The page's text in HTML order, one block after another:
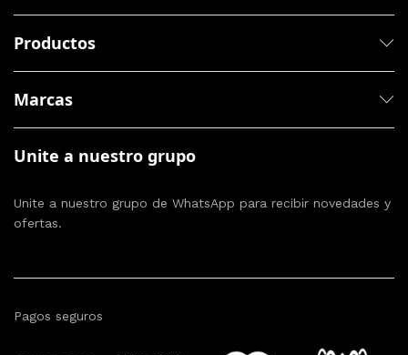
Productos
Marcas
Unite a nuestro grupo
Unite a nuestro grupo de WhatsApp para recibir novedades y
ofertas.
Pagos seguros